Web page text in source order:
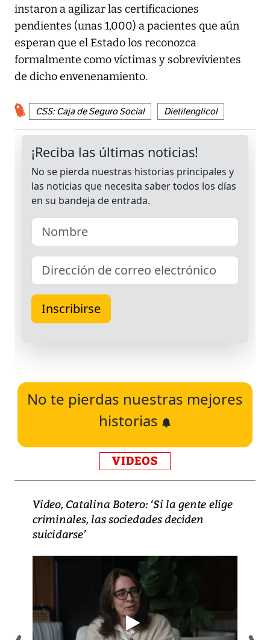
instaron a agilizar las certificaciones
pendientes (unas 1,000) a pacientes que aún
esperan que el Estado los reconozca
formalmente como víctimas y sobrevivientes
de dicho envenenamiento.
CSS: Caja de Seguro Social Dietilenglicol
No te pierdas nuestras mejores
historias
VIDEOS
Video, Catalina Botero: ‘Si la gente elige
criminales, las sociedades deciden
suicidarse’